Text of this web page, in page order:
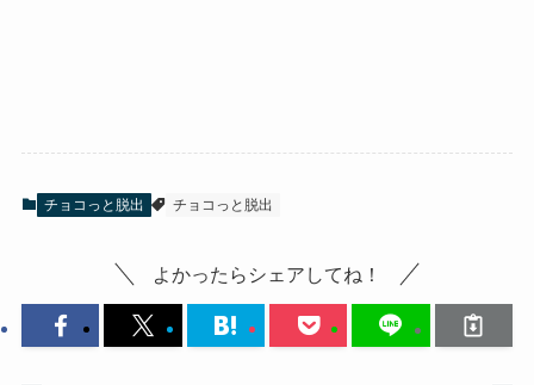
チョコっと脱出 チョコっと脱出
よかったらシェアしてね！